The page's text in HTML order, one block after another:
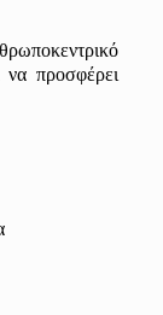
προσφέρει